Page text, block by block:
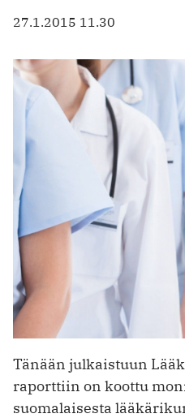
27.1.2015 11.30
Tänään julkaistuun
raporttiin on koottu
suomalaisesta